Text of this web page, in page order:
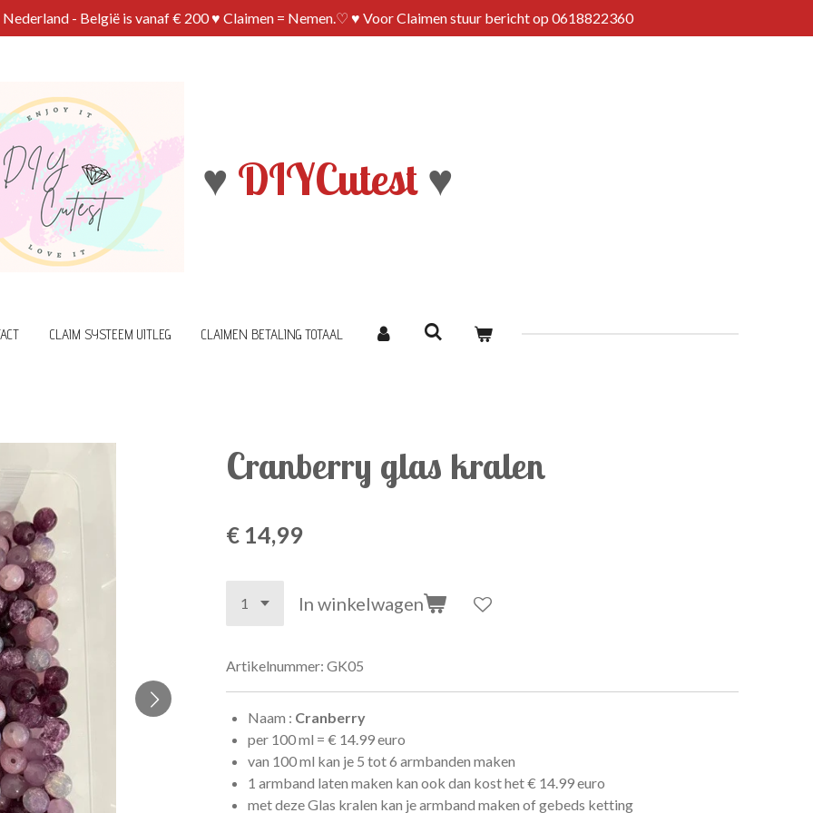
- België is vanaf € 200 ♥ Claimen = Nemen.♡ ♥ Voor Claimen stuur bericht op 0618822360
♥ DIYCutest ♥
CLAIM SYSTEEM UITLEG CLAIMEN BETALING TOTAAL
Cranberry glas kralen
€ 14,99
In winkelwagen
Artikelnummer: GK05
Naam : Cranberry
per 100 ml = € 14.99 euro
van 100 ml kan je 5 tot 6 armbanden maken
1 armband laten maken kan ook dan kost het€ 14.99 euro
met deze Glas kralen kan je armband maken of gebeds ketting